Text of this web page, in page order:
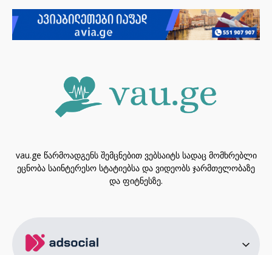
vau.ge წარმოადგენს შემცნებით ვებსაიტს სადაც მომხრებლი
ეცნობა საინტერესო სტატიებსა და ვიდეობს ჯარმთელობაზე
და ფიტნესზე.